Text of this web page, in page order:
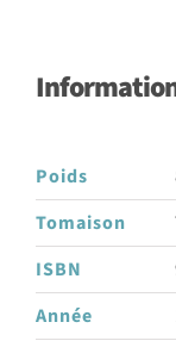
Poids
Tomaison
ISBN
Année